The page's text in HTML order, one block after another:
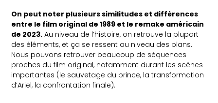
On peut noter plusieurs similitudes et différences
entre le film original de 1989 et le remake américain
de 2023. Au niveau de l’histoire, on retrouve la plupart
des éléments, et ça se ressent au niveau des plans.
Nous pouvons retrouver beaucoup de séquences
proches du film original, notamment durant les scènes
importantes (le sauvetage du prince, la transformation
d’Ariel, la confrontation finale).